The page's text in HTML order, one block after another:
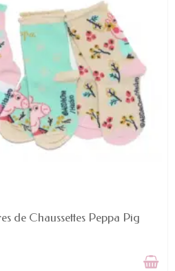
AVEC D'AUTRES OPTIONS
de Chaussettes Peppa Pig